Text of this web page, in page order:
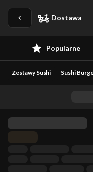
Dostawa
Popularne
Zestawy Sushi Sushi